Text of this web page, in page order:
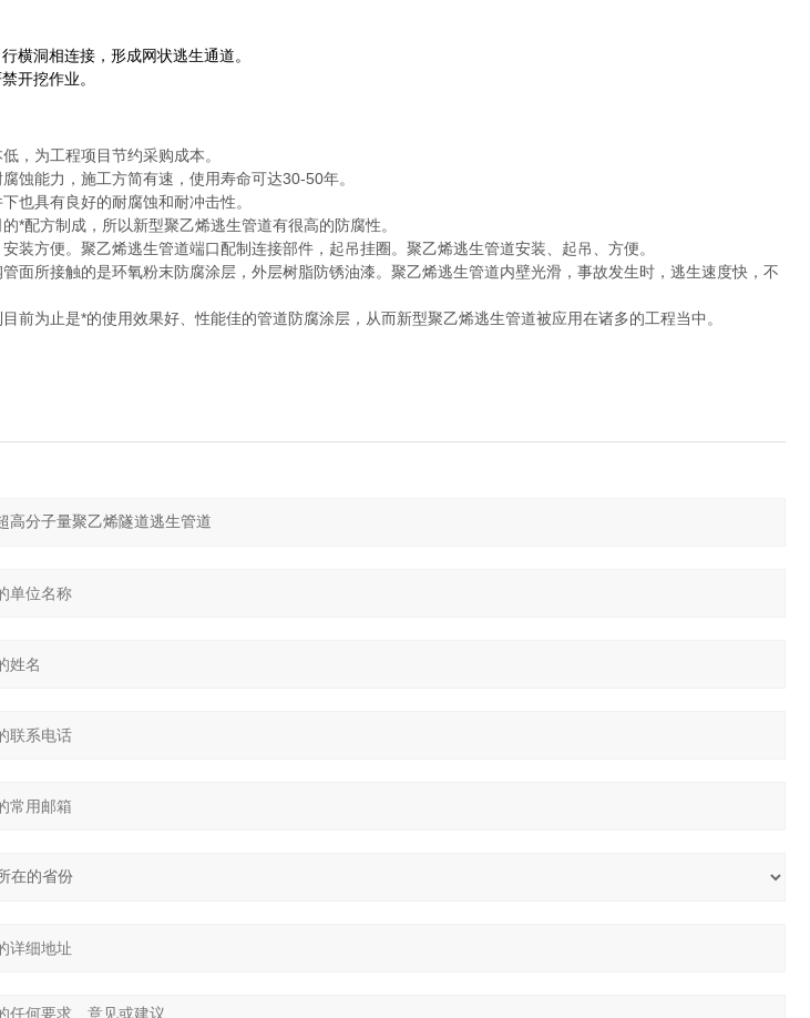
横洞相连接，形成网状逃生通道。
开挖作业。
低，为工程项目节约采购成本。
蚀能力，施工方简有速，使用寿命可达30-50年。
也具有良好的耐腐蚀和耐冲击性。
*配方制成，所以新型聚乙烯逃生管道有很高的防腐性。
装方便。聚乙烯逃生管道端口配制连接部件，起吊挂圈。聚乙烯逃生管道安装、起吊、方便。
面所接触的是环氧粉末防腐涂层，外层树脂防锈油漆。聚乙烯逃生管道内壁光滑，事故发生时，逃生速度快，不
前为止是*的使用效果好、性能佳的管道防腐涂层，从而新型聚乙烯逃生管道被应用在诸多的工程当中。